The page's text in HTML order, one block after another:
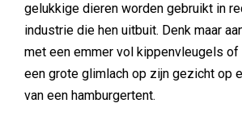
gelukkige dieren worden gebruikt in
industrie die hen uitbuit. Denk maar
met een emmer vol kippenvleugels of
een grote glimlach op zijn gezicht op
van een hamburgertent.